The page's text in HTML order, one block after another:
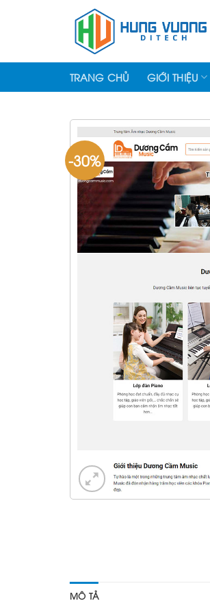
TRANG CHỦ GIỚI THIỆU
-30%
MÔ TẢ